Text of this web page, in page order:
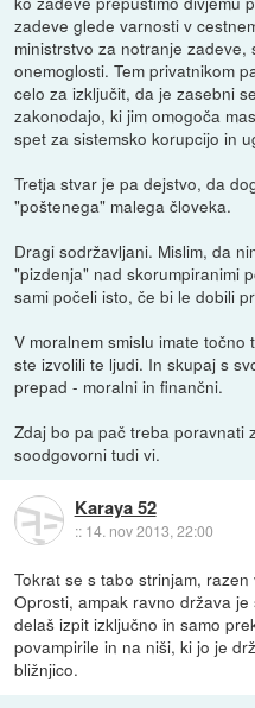
zadeve glede varnosti v
ministrstvo za notranje
onemoglosti. Tem privatnikom
celo za izključit, da je zasebni
zakonodajo, ki jim omogoča
spet za sistemsko korupcijo in
Tretja stvar je pa dejstvo, da
"poštenega" malega človeka.
Dragi sodržavljani. Mislim, da
"pizdenja" nad skorumpiranimi
sami počeli isto, če bi le dobili
V moralnem smislu imate
ste izvolili te ljudi. In skupaj s
prepad - moralni in finančni.
Zdaj bo pa pač treba poravnati
soodgovorni tudi vi.
Karaya 52
:: 14. nov 2013, 22:00
Tokrat se s tabo strinjam,
Oprosti, ampak ravno država
delaš izpit izključno in samo
povampirile in na niši, ki jo je
bližnjico.